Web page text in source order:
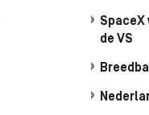
de VS